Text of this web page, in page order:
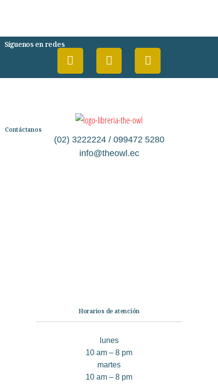
Síguenos en redes
Contáctanos
(02) 3222224 / 099472 5280
info@theowl.ec
Horarios de atención
lunes
10 am – 8 pm
martes
10 am – 8 pm